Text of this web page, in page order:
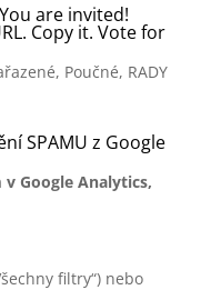
are invited!
Copy it. Vote for
, Poučné, RADY
SPAMU z Google
Google Analytics,
filtry“) nebo